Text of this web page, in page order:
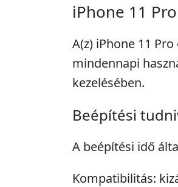
iPhone 11
A(z) iPhone 11
mindennapi
kezelésében.
Beépítési
A beépítési idő
Kompatibilitás: